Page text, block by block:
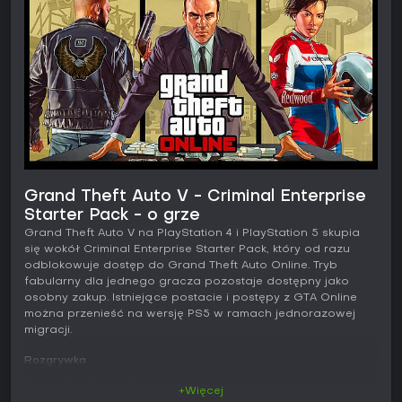
Grand Theft Auto V - Criminal Enterprise
Starter Pack - o grze
Grand Theft Auto V na PlayStation 4 i PlayStation 5 skupia
się wokół Criminal Enterprise Starter Pack, który od razu
odblokowuje dostęp do Grand Theft Auto Online. Tryb
fabularny dla jednego gracza pozostaje dostępny jako
osobny zakup. Istniejące postacie i postępy z GTA Online
można przenieść na wersję PS5 w ramach jednorazowej
migracji.
Rozgrywka
+Więcej